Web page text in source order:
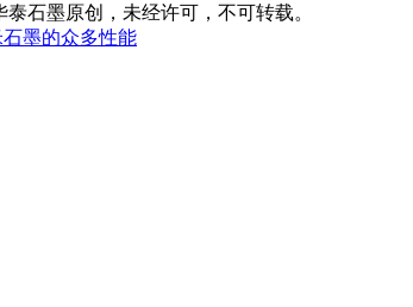
墨原创，未经许可，不可转载。
墨的众多性能